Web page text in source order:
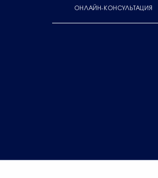
ОНЛАЙН-КОНСУЛЬТАЦИЯ